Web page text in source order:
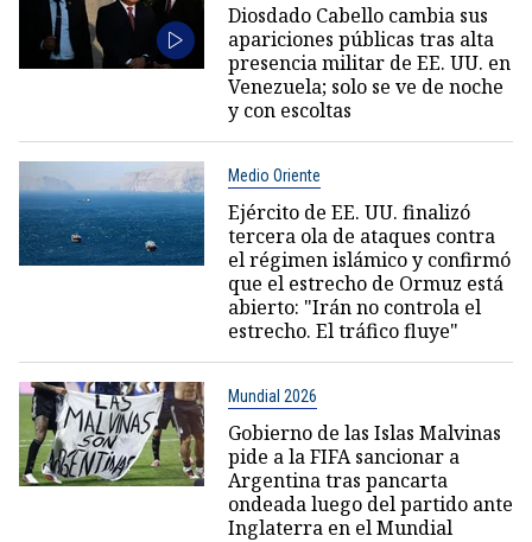
Diosdado Cabello cambia sus
apariciones públicas tras alta
presencia militar de EE. UU. en
Venezuela; solo se ve de noche
y con escoltas
Medio Oriente
Ejército de EE. UU. finalizó
tercera ola de ataques contra
el régimen islámico y confirmó
que el estrecho de Ormuz está
abierto: "Irán no controla el
estrecho. El tráfico fluye"
Mundial 2026
Gobierno de las Islas Malvinas
pide a la FIFA sancionar a
Argentina tras pancarta
ondeada luego del partido ante
Inglaterra en el Mundial